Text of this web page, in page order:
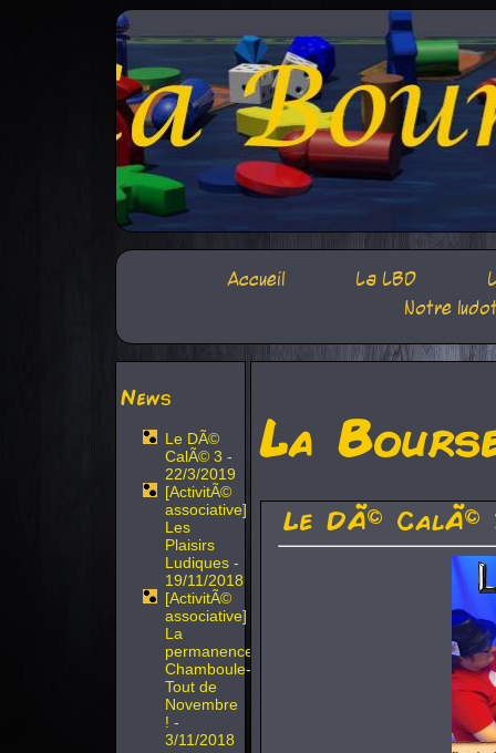
Accueil La LBD
Notre
News
Le DÃ©
CalÃ© 3 -
22/3/2019
[ActivitÃ©
associative]
Les
Plaisirs
Ludiques -
19/11/2018
[ActivitÃ©
associative]
La
permanence
Chamboule-
Tout de
Novembre
! -
3/11/2018
La
Le DÃ© CalÃ©